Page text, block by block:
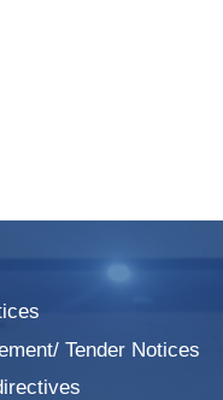
Tender Notices